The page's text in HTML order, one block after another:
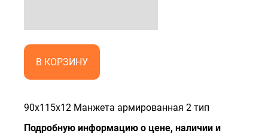
В КОРЗИНУ
90x115x12 Манжета армированная 2 тип
Подробную информацию о цене, наличии и